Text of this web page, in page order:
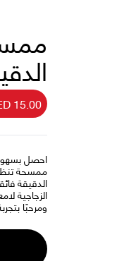
15.00
احصل
ممسحة
الدقيقة
الزجاجية
ومرحبًا